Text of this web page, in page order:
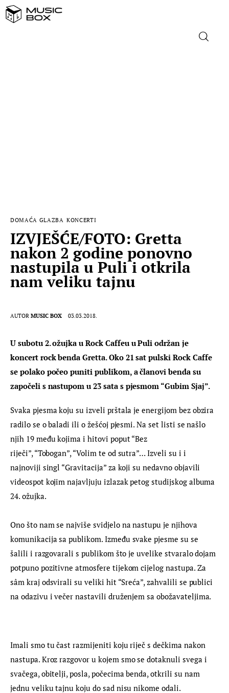
DOMAĆA GLAZBA KONCERTI
IZVJEŠĆE/FOTO: Gretta
nakon 2 godine ponovno
nastupila u Puli i otkrila
nam veliku tajnu
AUTOR MUSIC BOX 03.03.2018.
U subotu 2. ožujka u Rock Caffeu u Puli održan je
koncert rock benda Gretta. Oko 21 sat pulski Rock Caffe
se polako počeo puniti publikom, a članovi benda su
započeli s nastupom u 23 sata s pjesmom “Gubim Sjaj”.
Svaka pjesma koju su izveli prštala je energijom bez obzira
radilo se o baladi ili o žešćoj pjesmi. Na set listi se našlo
njih 19 među kojima i hitovi poput “Bez
riječi”, “Tobogan”, “Volim te od sutra”… Izveli su i i
najnoviji singl “Gravitacija” za koji su nedavno objavili
videospot kojim najavljuju izlazak petog studijskog albuma
24. ožujka.
Ono što nam se najviše svidjelo na nastupu je njihova
komunikacija sa publikom. Između svake pjesme su se
šalili i razgovarali s publikom što je uvelike stvaralo dojam
potpuno pozitivne atmosfere tijekom cijelog nastupa. Za
sâm kraj odsvirali su veliki hit “Sreća”, zahvalili se publici
na odazivu i večer nastavili druženjem sa obožavateljima.
Imali smo tu čast razmijeniti koju riječ s dečkima nakon
nastupa. Kroz razgovor u kojem smo se dotaknuli svega i
svačega, obitelji, posla, počecima benda, otkrili su nam
jednu veliku tajnu koju do sad nisu nikome odali.